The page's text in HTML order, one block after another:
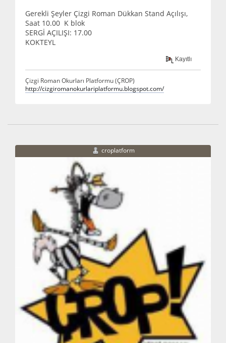
Gerekli Şeyler Çizgi Roman Dükkan Stand Açılışı,
Saat 10.00 K blok
SERGİ AÇILIŞI: 17.00
KOKTEYL
Kayıtlı
Çizgi Roman Okurları Platformu (ÇROP)
http://cizgiromanokurlariplatformu.blogspot.com/
croplatform